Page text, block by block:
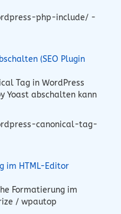
php-include/ -
(SEO Plugin
Tag in WordPress
Yoast abschalten kann
canonical-tag-
im HTML-Editor
Formatierung im
/ wpautop